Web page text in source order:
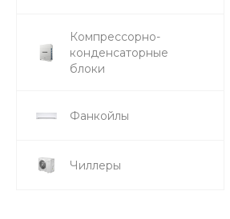
Компрессорно-
конденсаторные
блоки
Фанкойлы
Чиллеры